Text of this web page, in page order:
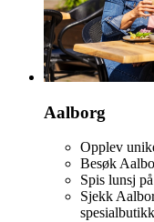
Aalborg
Opplev
Besøk
Spis lunsj
Sjekk